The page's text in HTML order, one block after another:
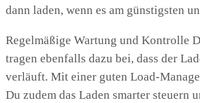
dann laden, wenn es am günstigsten
Regelmäßige Wartung und Kontrolle
tragen ebenfalls dazu bei, dass der
verläuft. Mit einer guten Load-
Du zudem das Laden smarter steuern